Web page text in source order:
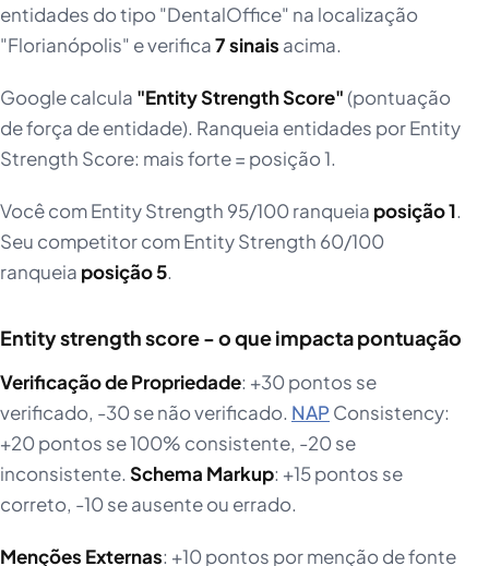
entidades do tipo "DentalOffice" na localização
"Florianópolis" e verifica7 sinais acima.
Google calcula "Entity Strength Score"(pontuação
de força de entidade). Ranqueia entidades por Entity
Strength Score: mais forte = posição 1.
Você com Entity Strength 95/100 ranqueia posição 1.
Seu competitor com Entity Strength 60/100
ranqueia posição 5.
Entity strength score - o que impacta pontuação
Verificação de Propriedade: +30 pontos se
verificado, -30 se não verificado. NAP Consistency:
+20 pontos se 100% consistente, -20 se
inconsistente. Schema Markup: +15 pontos se
correto, -10 se ausente ou errado.
Menções Externas: +10 pontos por menção de fonte